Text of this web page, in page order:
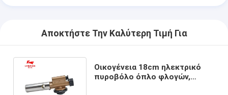
Αποκτήστε Την Καλύτερη Τιμή Για
Οικογένεια 18cm ηλεκτρικό
πυροβόλο όπλο φλογών,